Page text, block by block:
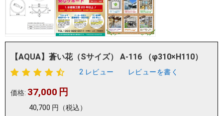
【AQUA】蒼い花（Sサイズ） A-116 （φ310×H110）
2 レビュー レビューを書く
価格: 37,000 円
40,700 円 （税込）